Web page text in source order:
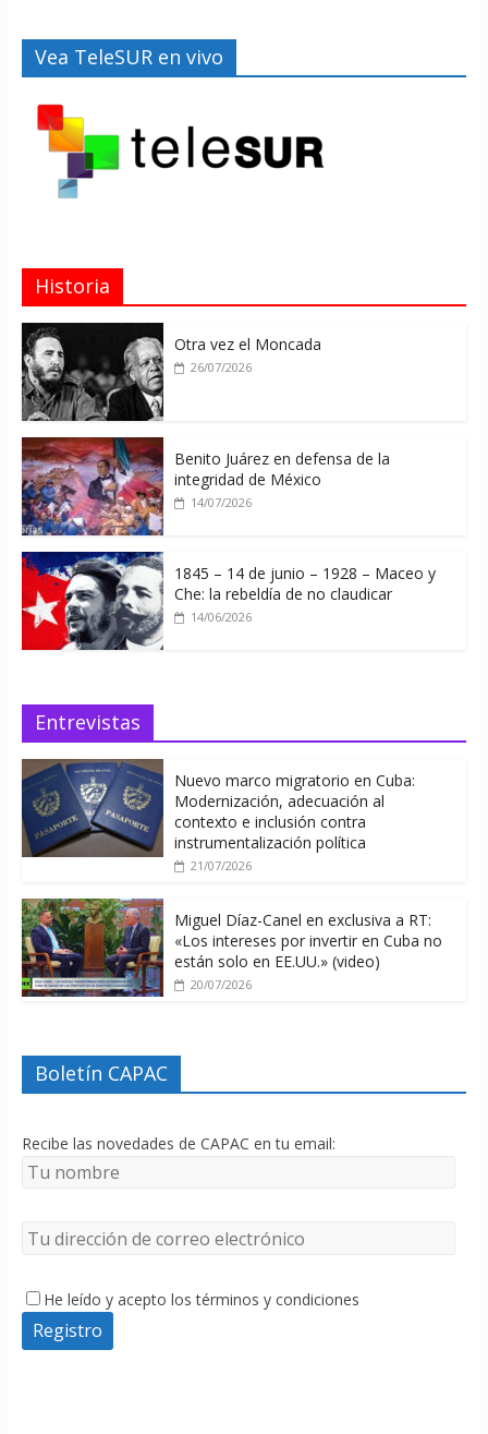
Vea TeleSUR en vivo
Historia
Otra vez el Moncada
26/07/2026
Benito Juárez en defensa de la
integridad de México
14/07/2026
1845 – 14 de junio – 1928 – Maceo y
Che: la rebeldía de no claudicar
14/06/2026
Entrevistas
Nuevo marco migratorio en Cuba:
Modernización, adecuación al
contexto e inclusión contra
instrumentalización política
21/07/2026
Miguel Díaz-Canel en exclusiva a RT:
«Los intereses por invertir en Cuba no
están solo en EE.UU.» (video)
20/07/2026
Boletín CAPAC
Recibe las novedades de CAPAC en tu email:
He leído y acepto los términos y condiciones